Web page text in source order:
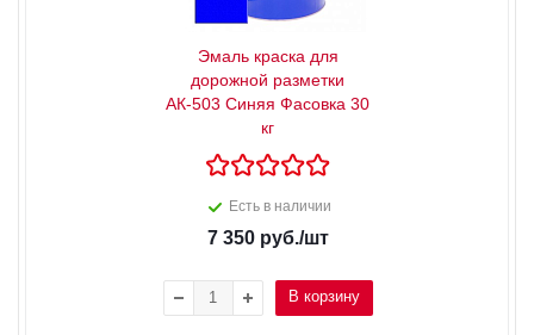
Эмаль краска для
дорожной разметки
АК-503 Синяя Фасовка 30
кг
Есть в наличии
7 350руб./шт
В корзину